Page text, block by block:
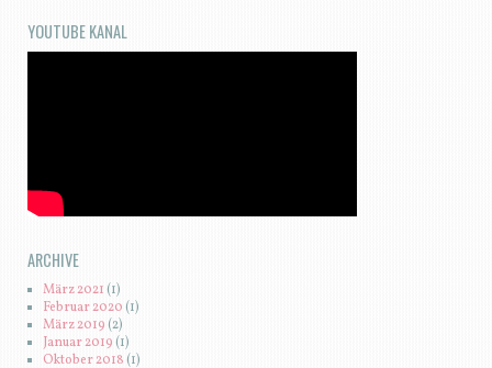
YOUTUBE KANAL
ARCHIVE
März 2021(1)
Februar 2020 (1)
März 2019 (2)
Januar 2019 (1)
Oktober 2018 (1)